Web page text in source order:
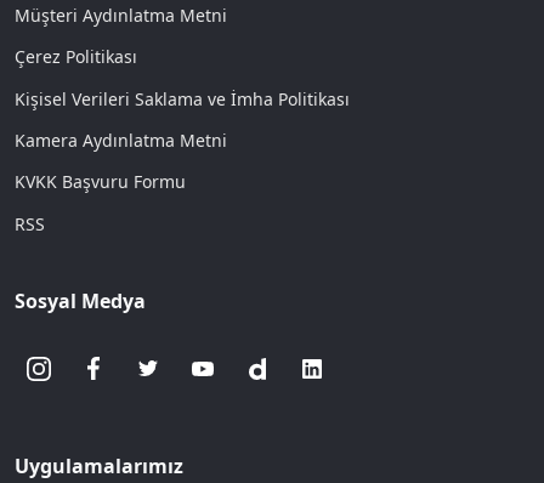
Müşteri Aydınlatma Metni
Çerez Politikası
Kişisel Verileri Saklama ve İmha Politikası
Kamera Aydınlatma Metni
KVKK Başvuru Formu
RSS
Sosyal Medya
Uygulamalarımız